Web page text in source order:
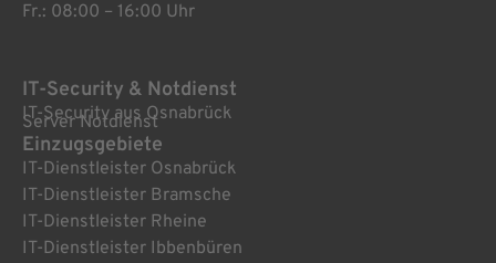
Fr.: 08:00 – 16:00 Uhr
IT-Security & Notdienst
IT-Security aus Osnabrück
Server Notdienst
Einzugsgebiete
IT-Dienstleister Osnabrück
IT-Dienstleister Bramsche
IT-Dienstleister Rheine
IT-Dienstleister Ibbenbüren